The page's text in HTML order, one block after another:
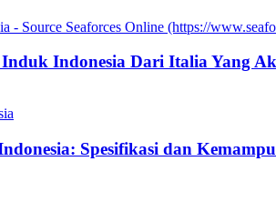
Indonesia Dari Italia Yang
Spesifikasi dan